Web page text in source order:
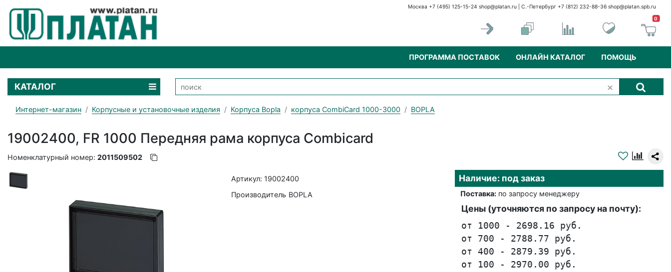
Москва +7 (495) 125-15-24 shop@platan.ru | С.-Петербург +7 (812) 232-88-36 shop@platan.spb.ru
0
ПРОГРАММА ПОСТАВОК ОНЛАЙН КАТАЛОГ ПОМОЩЬ
КАТАЛОГ
Интернет-магазин Корпусные и установочные изделия Корпуса Bopla корпуса CombiCard 1000-3000 BOPLA
19002400, FR 1000 Передняя рама корпуса Combicard
Номенклатурный номер: 2011509502
Артикул: 19002400
Производитель BOPLA
Наличие: под заказ
Поставка:по запросу менеджеру
Цены (уточняются по запросу на почту):
от 1000 - 2698.16 руб.
от 700 - 2788.77 руб.
от 400 - 2879.39 руб.
от 100 - 2970.00 руб.